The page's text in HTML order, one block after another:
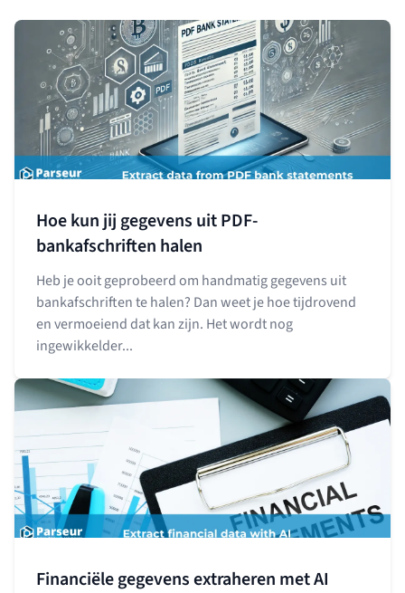
Hoe kun jij gegevens uit PDF-
bankafschriften halen
Heb je ooit geprobeerd om handmatig gegevens uit
bankafschriften te halen? Dan weet je hoe tijdrovend
en vermoeiend dat kan zijn. Het wordt nog
ingewikkelder...
Financiële gegevens extraheren met AI